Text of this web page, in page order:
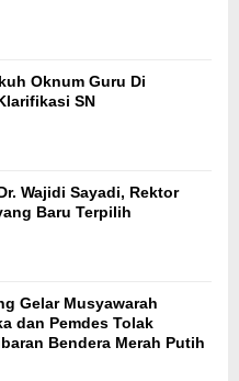
Oknum Guru Di
SN
Wajidi Sayadi, Rektor
Baru Terpilih
Gelar Musyawarah
dan Pemdes Tolak
Bendera Merah Putih